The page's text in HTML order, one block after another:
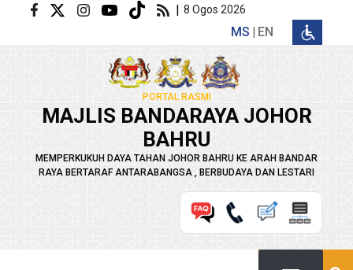
Langkau ke kandungan utama | 8 Ogos 2026
MS EN
PORTAL RASMI
MAJLIS BANDARAYA JOHOR
BAHRU
MEMPERKUKUH DAYA TAHAN JOHOR BAHRU KE ARAH BANDAR
RAYA BERTARAF ANTARABANGSA , BERBUDAYA DAN LESTARI